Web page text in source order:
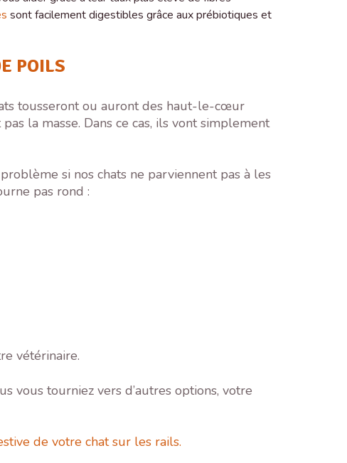
sont facilement digestibles grâce aux prébiotiques et
POILS
tousseront ou auront des haut-le-cœur
la masse. Dans ce cas, ils vont simplement
si nos chats ne parviennent pas à les
pas rond :
vétérinaire.
vous tourniez vers d’autres options, votre
de votre chat sur les rails.